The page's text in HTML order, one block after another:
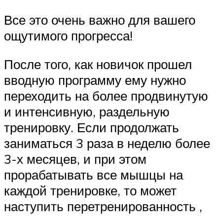
Все это очень важно для вашего
ощутимого прогресса!
После того, как новичок прошел
вводную программу ему нужно
переходить на более продвинутую
и интенсивную, раздельную
тренировку. Если продолжать
заниматься 3 раза в неделю более
3-х месяцев, и при этом
прорабатывать все мышцы на
каждой тренировке, то может
наступить перетренированность ,